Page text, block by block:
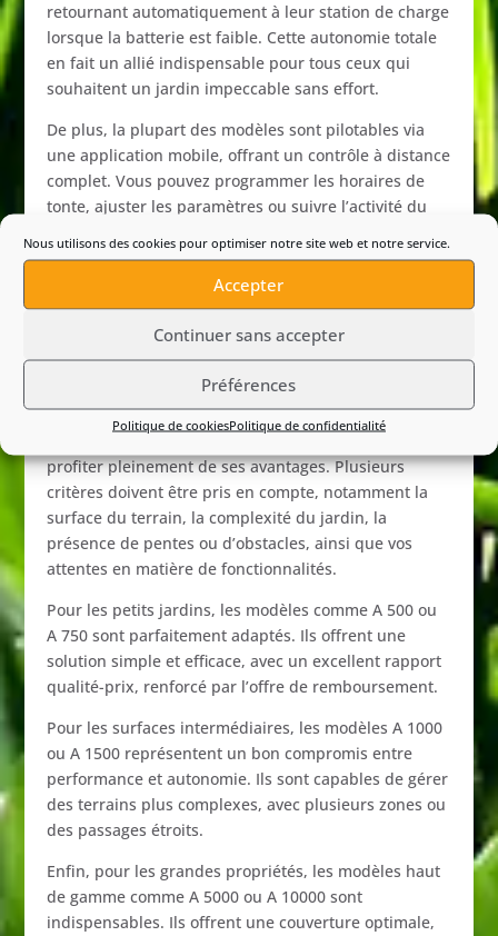
Nous utilisons des cookies pour optimiser notre site web et notre service.
Accepter
Continuer sans accepter
Préférences
Politique de cookiesPolitique de confidentialité
retournantautomatiquementà leurstationdecharge
lorsque la batterieestfaible. Cetteautonomietotale
enfait unallié indispensable pourtousceuxqui
souhaitent un jardin impeccablesanseffort.
De plus, la plupartdes modèlessont pilotablesvia
uneapplication mobile,offrant uncontrôleàdistance
complet.Vous pouvez programmer les horairesde
tonte,ajuster les paramètresousuivre l’activitédu
smartphone.
Commentchoisirlerobottondeuse
bon tondeuse
profiterpleinementdesesavantages.Plusieurs
critèresdoiventêtre prisencompte, notamment la
surfaceduterrain, lacomplexitédu jardin, la
présencede pentesoud’obstacles,ainsiquevos
attentesen matièredefonctionnalités.
Pour les petits jardins, les modèlescommeA 500ou
A750sont parfaitementadaptés. Ilsoffrent une
solutionsimpleetefficace,avec unexcellent rapport
qualité-prix, renforcé par l’offrede remboursement.
Pour lessurfaces intermédiaires, les modèlesA 1000
ouA 1500 représentent un boncompromisentre
performanceetautonomie. Ilssontcapablesdegérer
desterrains pluscomplexes,avec plusieurszonesou
des passagesétroits.
Enfin, pour lesgrandes propriétés, les modèles haut
degammecommeA 5000ouA 10000sont
indispensables. Ilsoffrent unecouvertureoptimale,